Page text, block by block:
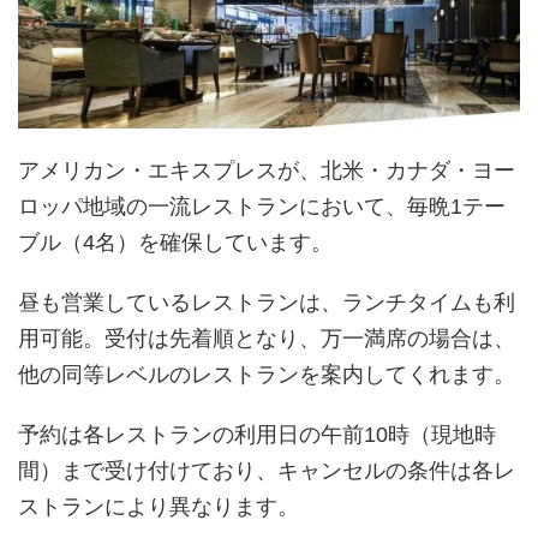
アメリカン・エキスプレスが、北米・カナダ・ヨー
ロッパ地域の一流レストランにおいて、毎晩1テー
ブル（4名）を確保しています。
昼も営業しているレストランは、ランチタイムも利
用可能。受付は先着順となり、万一満席の場合は、
他の同等レベルのレストランを案内してくれます。
予約は各レストランの利用日の午前10時（現地時
間）まで受け付けており、キャンセルの条件は各レ
ストランにより異なります。